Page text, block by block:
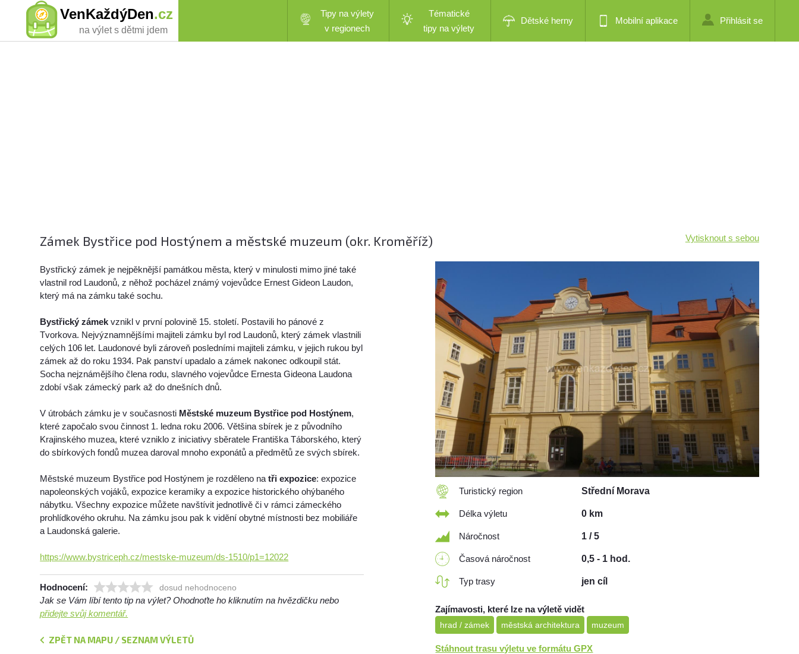
VenKaždýDen.cz
na výlet s dětmi jdem
Tipy na výlety
v regionech
Tématické
tipy na výlety
Dětské herny Mobilní aplikace Přihlásit se
Zámek Bystřice pod Hostýnem a městské muzeum (okr. Kroměříž) Vytisknout s sebou
Bystřický zámek je nejpěknější památkou města, který v minulosti mimo jiné také
vlastnil rod Laudonů, z něhož pocházel známý vojevůdce Ernest Gideon Laudon,
který má na zámku také sochu.
Bystřický zámek vznikl v první polovině 15. století. Postavili ho pánové z
Tvorkova. Nejvýznamnějšími majiteli zámku byl rod Laudonů, který zámek vlastnili
celých 106 let. Laudonové byli zároveň posledními majiteli zámku, v jejich rukou byl
zámek až do roku 1934. Pak panství upadalo a zámek nakonec odkoupil stát.
Socha nejznámějšího člena rodu, slavného vojevůdce Ernesta Gideona Laudona
zdobí však zámecký park až do dnešních dnů.
V útrobách zámku je v současnosti Městské muzeum Bystřice pod Hostýnem,
které započalo svou činnost 1. ledna roku 2006. Většina sbírek je z původního
Krajinského muzea, které vzniklo z iniciativy sběratele Františka Táborského, který
do sbírkových fondů muzea daroval mnoho exponátů a předmětů ze svých sbírek.
Městské muzeum Bystřice pod Hostýnem je rozděleno natři expozice: expozice
napoleonských vojáků, expozice keramiky a expozice historického ohýbaného
nábytku. Všechny expozice můžete navštívit jednotlivě či v rámci zámeckého
prohlídkového okruhu. Na zámku jsou pak k vidění obytné místnosti bez mobiliáře
a Laudonská galerie.
https://www.bystriceph.cz/mestske-muzeum/ds-1510/p1=12022
Hodnocení: dosud nehodnoceno
Jak se Vám líbí tento tip na výlet? Ohodnoťte ho kliknutím na hvězdičku nebo
přidejte svůj komentář.
ZPĚT NA MAPU / SEZNAM VÝLETŮ
Turistický region Střední Morava
Délka výletu 0 km
Náročnost 1 / 5
Časová náročnost 0,5 - 1 hod.
Typ trasy jen cíl
Zajímavosti, které lze na výletě vidět
hrad / zámek městská architektura muzeum
Stáhnout trasu výletu ve formátu GPX